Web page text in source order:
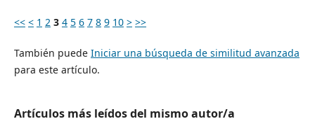
<< < 1 2 3 4 5 6 7 8 9 10 > >>
También puede Iniciar una búsqueda de similitud avanzada
para este artículo.
Artículos más leídos del mismo autor/a